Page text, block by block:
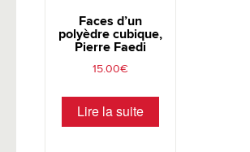
Faces d’un
polyèdre cubique,
Pierre Faedi
15.00€
Lire la suite